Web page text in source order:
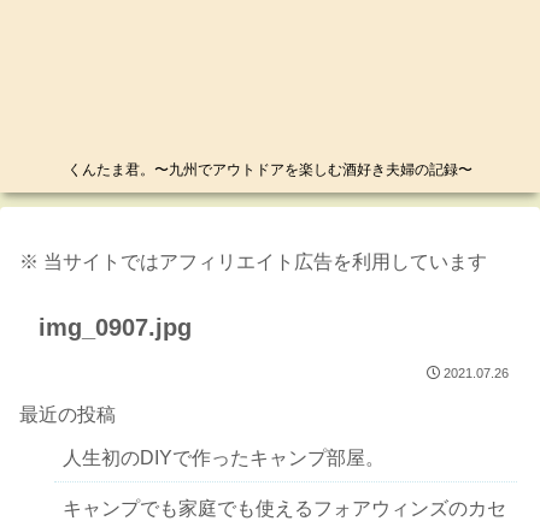
くんたま君。〜九州でアウトドアを楽しむ酒好き夫婦の記録〜
※ 当サイトではアフィリエイト広告を利用しています
img_0907.jpg
2021.07.26
最近の投稿
人生初のDIYで作ったキャンプ部屋。
キャンプでも家庭でも使えるフォアウィンズのカセ